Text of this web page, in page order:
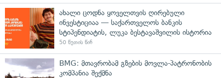
ახალი ცოდნა ყოველთვის ღირებული
ინვესტიციაა — საქართველოს ბანკის
სტიპენდიატის, ლუკა ბესტავაშვილის ისტორია
50 წუთის წინ
BMG: მთავრობამ გზების მოვლა-პატრონობის
კომპანია შექმნა